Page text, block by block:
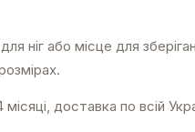
ніг або місце для
доставка по всій